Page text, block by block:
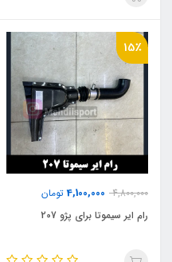
15٪
4,800,000
4,100,000تومان
رام ایر سیموتا برای پژو 207